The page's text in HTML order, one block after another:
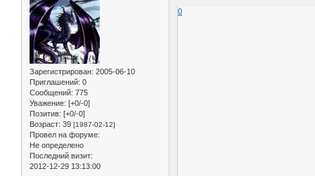
Зарегистрирован: 2005-06-10
Приглашений: 0
Сообщений: 775
Уважение: [+0/-0]
Позитив: [+0/-0]
Возраст: 39 [1987-02-12]
Провел на форуме:
Не определено
Последний визит:
2012-12-29 13:13:00
0